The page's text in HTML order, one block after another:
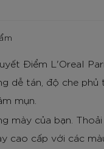
Điểm L'Oreal
dễ tán, độ che
mụn.
mày của bạn.
cao cấp với các